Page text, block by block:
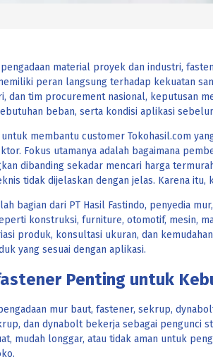
material proyek dan industri,
peran langsung terhadap kekuatan
dan tim procurement nasional, keputusan
beban, serta kondisi aplikasi
membantu customer Tokohasil.com
Fokus utamanya adalah bagaimana
dibanding sekadar mencari harga
tidak dijelaskan dengan jelas. Karena
bagian dari PT Hasil Fastindo, penyedia
konstruksi, furniture, otomotif, mesin,
produk, konsultasi ukuran, dan
yang sesuai dengan aplikasi.
Penting untuk
mur baut, fastener, sekrup,
dan dynabolt bekerja sebagai pengunci
mudah longgar, atau tidak aman untuk